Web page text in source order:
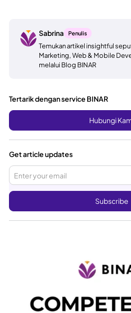
Sabrina Penulis
Temukan artikel insightful
Marketing, Web & Mobile
melalui Blog BINAR
Tertarik dengan service BINAR
Hubungi
Get article updates